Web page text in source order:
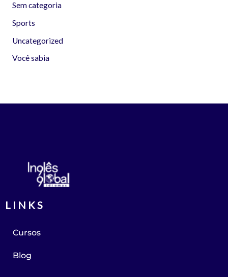
Sem categoria
Sports
Uncategorized
Você sabia
LINKS
Cursos
Blog